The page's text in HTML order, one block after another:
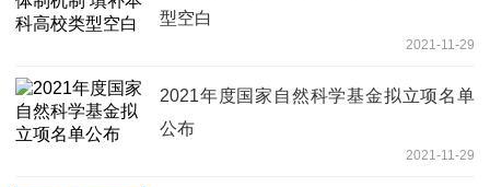
型空白
2021-11-29
2021年度国家自然科学基金拟立项名单
公布
2021-11-29